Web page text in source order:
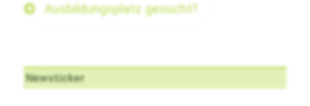
Ausbildungsplatz gesucht?
Newsticker